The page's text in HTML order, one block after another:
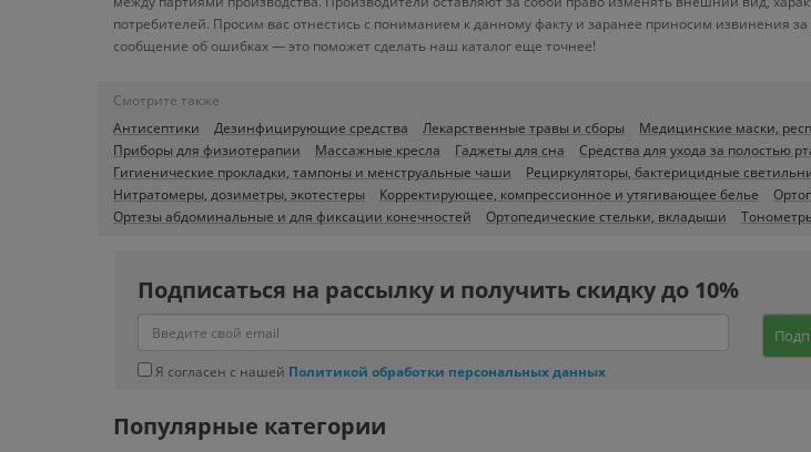
потребителей. Просим вас отнестись с пониманием к данному факту и заранее приносим извинения
сообщение об ошибках — это поможет сделать наш каталог еще точнее!
Смотрите также
Антисептики
Дезинфицирующие средства Лекарственные травы и сборы Медицинские маски,
Приборы для физиотерапии
Массажные кресла Гаджеты для сна Средства для ухода за полостью
Гигиенические прокладки, тампоны и менструальные чаши
Рециркуляторы, бактерицидные
Нитратомеры, дозиметры, экотестеры
Корректирующее, компрессионное и утягивающее белье
Ортезы абдоминальные и для фиксации конечностей
Ортопедические стельки, вкладыши
Подписаться на рассылку и получить скидку до 10%
Я согласен с нашей Политикой обработки персональных данных
Популярные категории